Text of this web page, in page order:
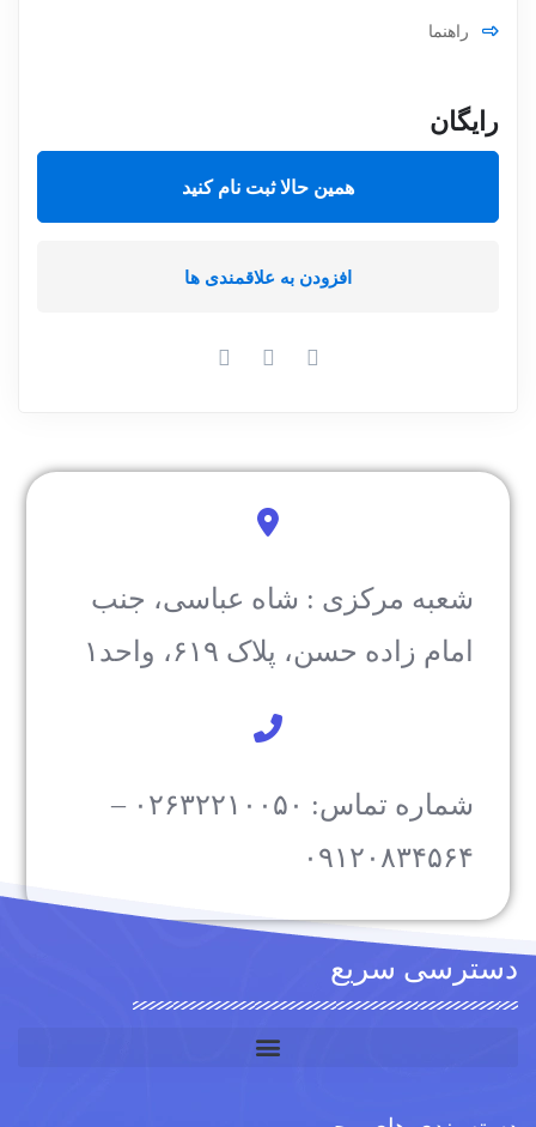
راهنما
رایگان
همین حالا ثبت نام کنید
افزودن به علاقمندی ها
شعبه مرکزی : شاه عباسی، جنب
امام زاده حسن، پلاک ۶۱۹، واحد۱​
شماره تماس: ۰۲۶۳۲۲۱۰۰۵۰ –
۰۹۱۲۰۸۳۴۵۶۴
دسترسی سریع